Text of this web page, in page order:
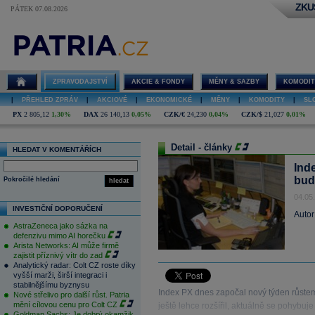
PÁTEK 07.08.2026
ZPRAVODAJSTVÍ AKCIE & FONDY MĚNY & SAZBY
PŘEHLED ZPRÁV AKCIOVÉ EKONOMICKÉ MĚNY KOMODITY
PX 2 805,12 1,30% DAX 26 140,13 0,05% CZK/€ 24,230 0,04% CZK/$ 21,027 0,01%
HLEDAT V KOMENTÁŘÍCH
hledat
Pokročilé hledání
INVESTIČNÍ DOPORUČENÍ
AstraZeneca jako sázka na
defenzivu mimo AI horečku
Arista Networks: AI může firmě
zajistit příznivý vítr do zad
Analytický radar: Colt CZ roste díky
vyšší marži, širší integraci i
stabilnějšímu byznysu
Nové střelivo pro další růst. Patria
mění cílovou cenu pro Colt CZ
Detail - články
Index PX dnes započal nový týden
ještě lehce rozšířil, aktuálně se